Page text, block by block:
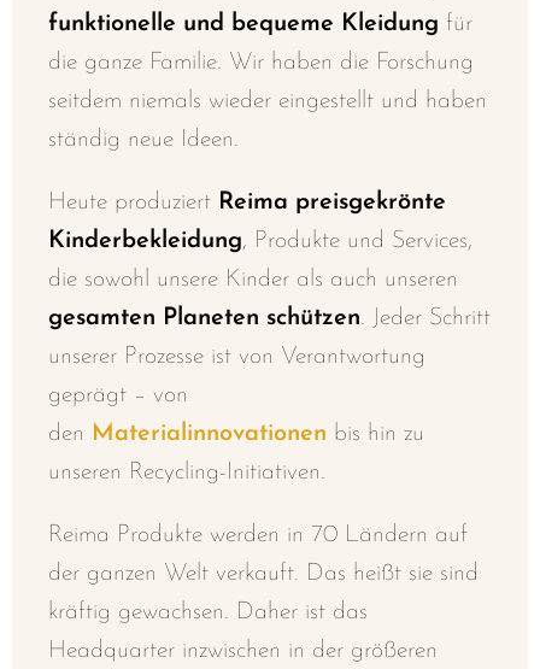
funktionelle und bequeme Kleidung für
die ganze Familie. Wir haben die Forschung
seitdem niemals wieder eingestellt und haben
ständig neue Ideen.
Heute produziert Reima preisgekrönte
Kinderbekleidung, Produkte und Services,
die sowohl unsere Kinder als auch unseren
gesamten Planeten schützen. Jeder Schritt
unserer Prozesse ist von Verantwortung
geprägt – von
den Materialinnovationen bis hin zu
unseren Recycling-Initiativen.
Reima Produkte werden in 70 Ländern auf
der ganzen Welt verkauft. Das heißt sie sind
kräftig gewachsen. Daher ist das
Headquarter inzwischen in der größeren